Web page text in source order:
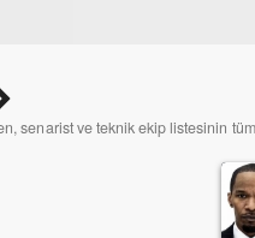
senarist ve teknik ekip listesinin